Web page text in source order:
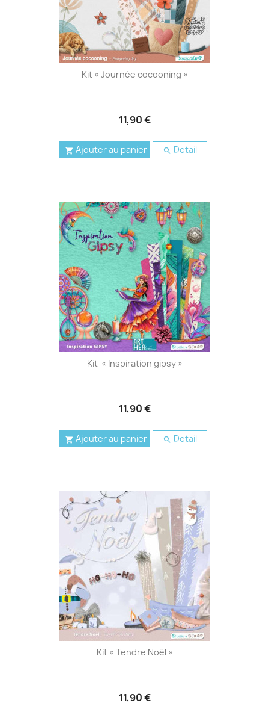
Kit « Journée cocooning »
11,90 €
 Ajouter au panier  Detail
Kit « Inspiration gipsy »
11,90 €
 Ajouter au panier  Detail
Kit « Tendre Noël »
11,90 €